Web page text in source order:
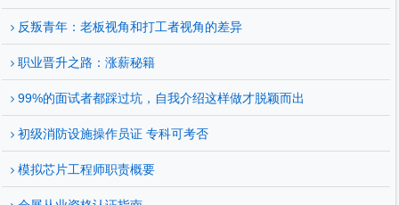
反叛青年：老板视角和打工者视角的差异
职业晋升之路：涨薪秘籍
99%的面试者都踩过坑，自我介绍这样做才脱颖而出
初级消防设施操作员证 专科可考否
模拟芯片工程师职责概要